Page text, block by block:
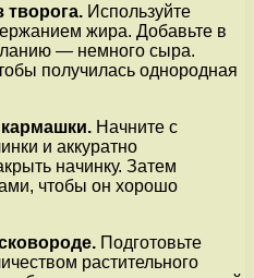
творога. Используйте
жира. Добавьте в
— немного сыра.
получилась однородная
Начните с
и аккуратно
начинку. Затем
чтобы он хорошо
Подготовьте
растительного